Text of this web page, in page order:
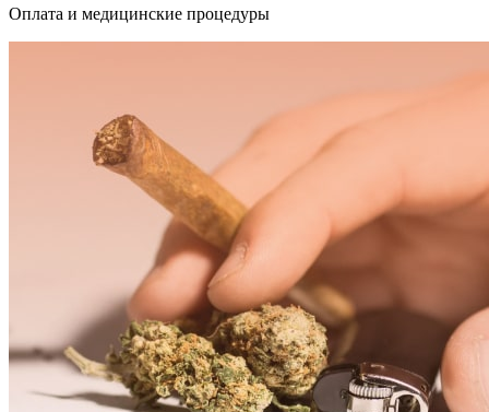
Оплата и медицинские процедуры